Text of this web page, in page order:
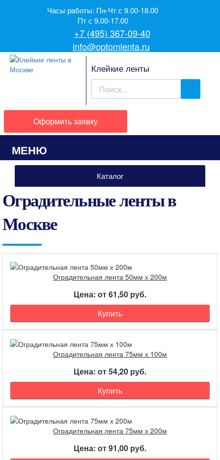
Часы работы: Пн-Чт с 9.00-18.00
Пт с 9.00-17.00
+7 (495) 367-09-40
info@optomlenta.ru
Клейкие ленты
Оформить заявку
МЕНЮ
Каталог
Оградительные ленты в
Москве
Оградительная лента 50мм х 200м
Цена: от 61,50 руб.
Купить
Оградительная лента 75мм х 100м
Цена: от 54,20 руб.
Купить
Оградительная лента 75мм х 200м
Цена: от 91,00 руб.